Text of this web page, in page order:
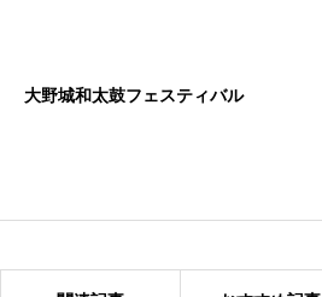
大野城和太鼓フェスティバル